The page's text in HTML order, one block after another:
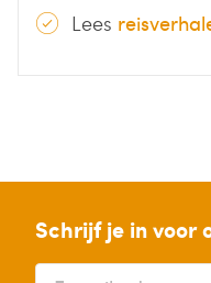
Lees
Schrijf je in voor